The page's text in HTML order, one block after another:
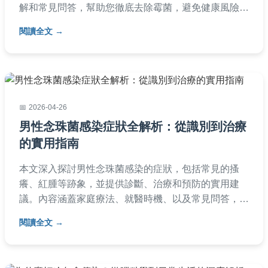
解和常見問答，幫助您徹底去除霉菌，避免健康風險。
閱讀全文
2026-04-26
男性念珠菌感染症狀全解析：從識別到治療
的實用指南
本文深入探討男性念珠菌感染的症狀，包括常見的搔
癢、紅腫等跡象，並提供診斷、治療和預防的實用建
議。內容涵蓋家庭療法、就醫時機、以及常見問答，幫
療。
閱讀全文